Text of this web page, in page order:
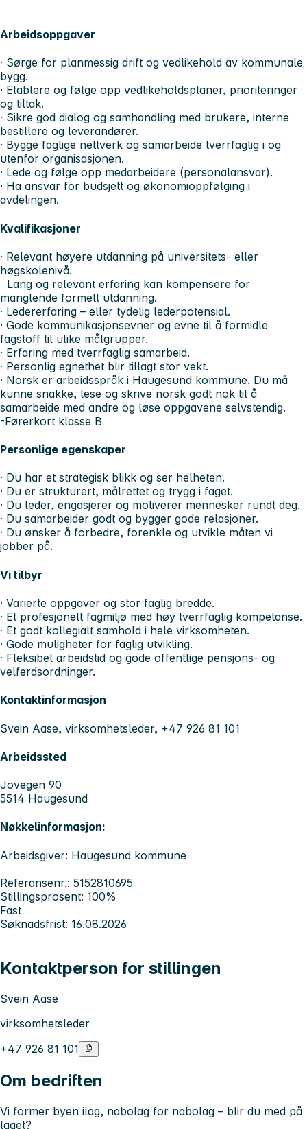
Arbeidsoppgaver
· Sørge for planmessig drift og vedlikehold av kommunale
bygg.
· Etablere og følge opp vedlikeholdsplaner, prioriteringer
og tiltak.
· Sikre god dialog og samhandling med brukere, interne
bestillere og leverandører.
· Bygge faglige nettverk og samarbeide tverrfaglig i og
utenfor organisasjonen.
· Lede og følge opp medarbeidere (personalansvar).
· Ha ansvar for budsjett og økonomioppfølging i
avdelingen.
Kvalifikasjoner
· Relevant høyere utdanning på universitets- eller
høgskolenivå.
Lang og relevant erfaring kan kompensere for
manglende formell utdanning.
· Ledererfaring – eller tydelig lederpotensial.
· Gode kommunikasjonsevner og evne til å formidle
fagstoff til ulike målgrupper.
· Erfaring med tverrfaglig samarbeid.
· Personlig egnethet blir tillagt stor vekt.
· Norsk er arbeidsspråk i Haugesund kommune. Du må
kunne snakke, lese og skrive norsk godt nok til å
samarbeide med andre og løse oppgavene selvstendig.
-Førerkort klasse B
Personlige egenskaper
· Du har et strategisk blikk og ser helheten.
· Du er strukturert, målrettet og trygg i faget.
· Du leder, engasjerer og motiverer mennesker rundt deg.
· Du samarbeider godt og bygger gode relasjoner.
· Du ønsker å forbedre, forenkle og utvikle måten vi
jobber på.
Vi tilbyr
· Varierte oppgaver og stor faglig bredde.
· Et profesjonelt fagmiljø med høy tverrfaglig kompetanse.
· Et godt kollegialt samhold i hele virksomheten.
· Gode muligheter for faglig utvikling.
· Fleksibel arbeidstid og gode offentlige pensjons- og
velferdsordninger.
Kontaktinformasjon
Svein Aase, virksomhetsleder, +47 926 81 101
Arbeidssted
Jovegen 90
5514 Haugesund
Nøkkelinformasjon:
Arbeidsgiver: Haugesund kommune
Referansenr.: 5152810695
Stillingsprosent: 100%
Fast
Søknadsfrist: 16.08.2026
Kontaktperson for stillingen
Svein Aase
virksomhetsleder
+47 926 81 101
Om bedriften
Vi former byen ilag, nabolag for nabolag – blir du med på
laget?